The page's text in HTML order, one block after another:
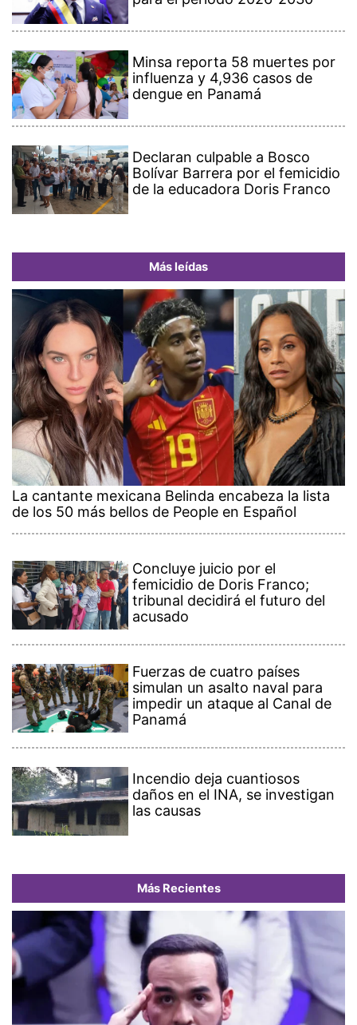
Minsa reporta 58 muertes por
influenza y 4,936 casos de
dengue en Panamá
Declaran culpable a Bosco
Bolívar Barrera por el femicidio
de la educadora Doris Franco
Más leídas
La cantante mexicana Belinda encabeza la lista
de los 50 más bellos de People en Español
Concluye juicio por el
femicidio de Doris Franco;
tribunal decidirá el futuro del
acusado
Fuerzas de cuatro países
simulan un asalto naval para
impedir un ataque al Canal de
Panamá
Incendio deja cuantiosos
daños en el INA, se investigan
las causas
Más Recientes